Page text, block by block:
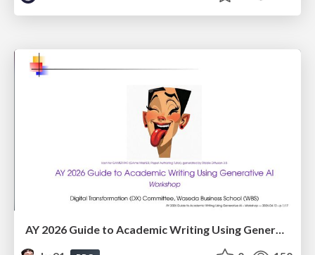
AY 2026 Guide to Academic Writing Using Generative AI - Workshop